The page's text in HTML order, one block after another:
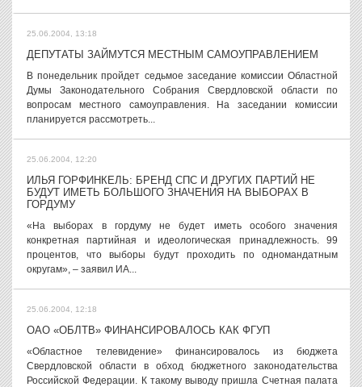
25.06.2004, 13:18
ДЕПУТАТЫ ЗАЙМУТСЯ МЕСТНЫМ САМОУПРАВЛЕНИЕМ
В понедельник пройдет седьмое заседание комиссии Областной
Думы Законодательного Собрания Свердловской области по
вопросам местного самоуправления. На заседании комиссии
планируется рассмотреть...
25.06.2004, 12:20
ИЛЬЯ ГОРФИНКЕЛЬ: БРЕНД СПС И ДРУГИХ ПАРТИЙ НЕ
БУДУТ ИМЕТЬ БОЛЬШОГО ЗНАЧЕНИЯ НА ВЫБОРАХ В
ГОРДУМУ
«На выборах в гордуму не будет иметь особого значения
конкретная партийная и идеологическая принадлежность. 99
процентов, что выборы будут проходить по одномандатным
округам», – заявил ИА...
25.06.2004, 12:18
ОАО «ОБЛТВ» ФИНАНСИРОВАЛОСЬ КАК ФГУП
«Областное телевидение» финансировалось из бюджета
Свердловской области в обход бюджетного законодательства
Российской Федерации. К такому выводу пришла Счетная палата